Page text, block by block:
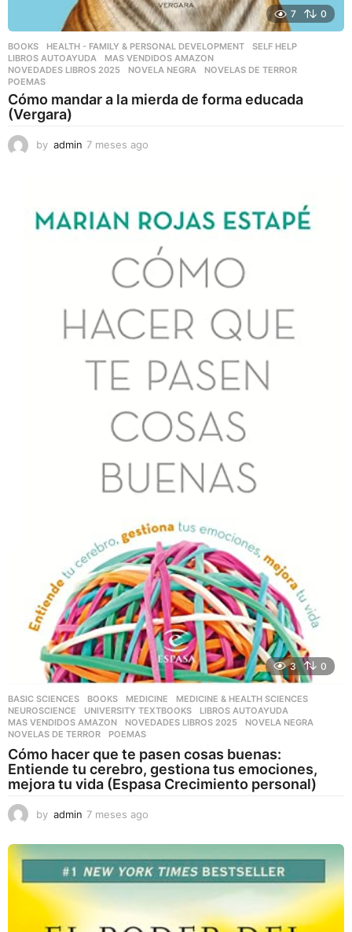
7 0
BOOKS ,HEALTH - FAMILY & PERSONAL DEVELOPMENT ,SELF HELP
LIBROS AUTOAYUDA
,MAS VENDIDOS AMAZON
NOVEDADES LIBROS 2025
,NOVELA NEGRA ,NOVELAS DE TERROR
POEMAS
Cómo mandar a la mierda de forma educada
(Vergara)
by admin 7 meses ago
s
a
o
3 0
BASIC SCIENCES ,BOOKS ,MEDICINE ,MEDICINE & HEALTH SCIENCES
NEUROSCIENCE
,UNIVERSITY TEXTBOOKS LIBROS AUTOAYUDA
MAS VENDIDOS AMAZON
,NOVEDADES LIBROS 2025 ,NOVELA NEGRA
NOVELAS DE TERROR
,POEMAS
Cómo hacer que te pasen cosas buenas:
Entiende tu cerebro, gestiona tus emociones,
mejora tu vida (Espasa Crecimiento personal)
by admin 7 meses ago
e
s
e